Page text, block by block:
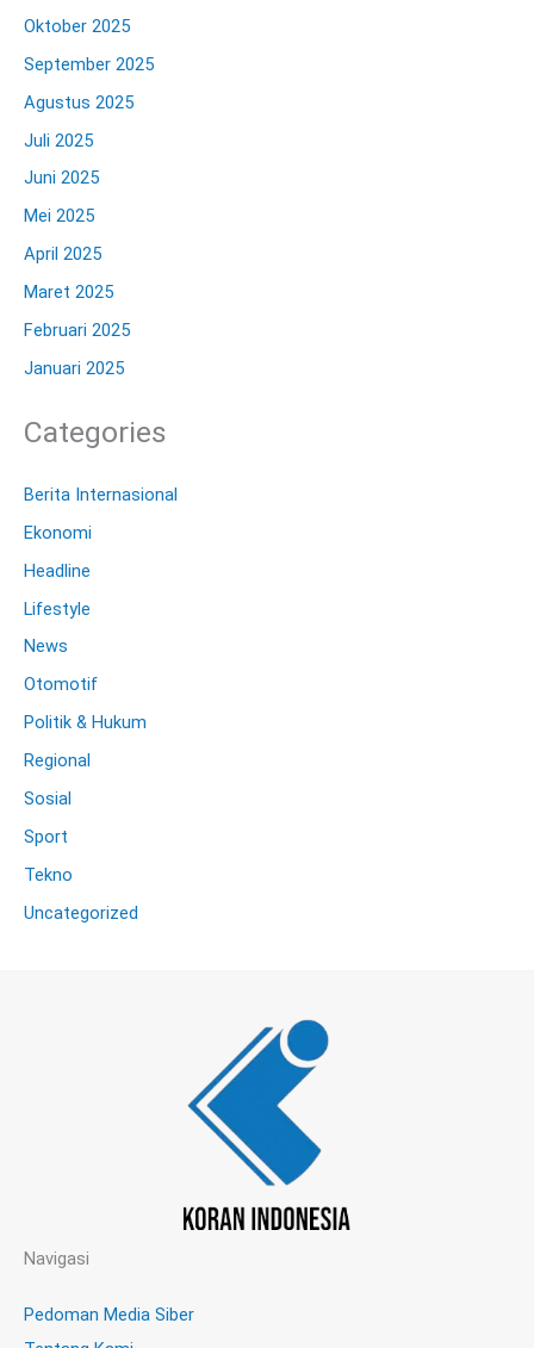
Oktober 2025
September 2025
Agustus 2025
Juli 2025
Juni 2025
Mei 2025
April 2025
Maret 2025
Februari 2025
Januari 2025
Categories
Berita Internasional
Ekonomi
Headline
Lifestyle
News
Otomotif
Politik & Hukum
Regional
Sosial
Sport
Tekno
Uncategorized
Navigasi
Pedoman Media Siber